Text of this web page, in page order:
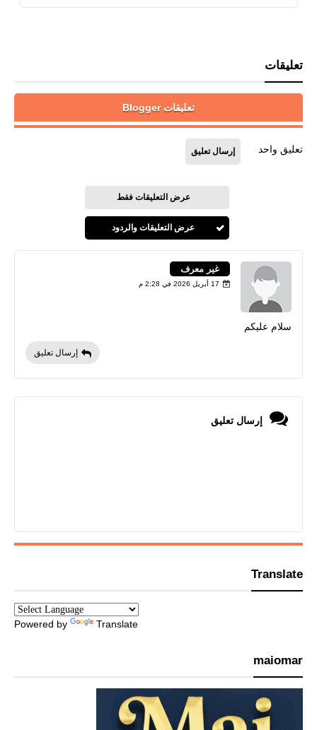
تعليقات
تعليقات Blogger
تعليق واحد إرسال تعليق
عرض التعليقات فقط
عرض التعليقات والردود
غير معرف
17 أبريل 2026 في 2:28 م
سلام عليكم
إرسال تعليق
إرسال تعليق
Translate
Powered by Translate
maiomar